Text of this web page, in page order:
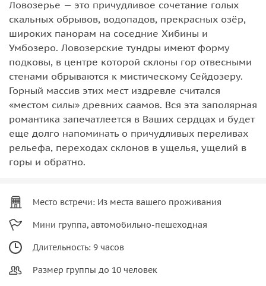
Ловозерье — это причудливое сочетание голых
скальных обрывов, водопадов, прекрасных озёр,
широких панорам на соседние Хибины и
Умбозеро. Ловозерские тундры имеют форму
подковы, в центре которой склоны гор отвесными
стенами обрываются к мистическому Сейдозеру.
Горный массив этих мест издревле считался
«местом силы» древних саамов. Вся эта заполярная
романтика запечатлеется в Ваших сердцах и будет
еще долго напоминать о причудливых переливах
рельефа, переходах склонов в ущелья, ущелий в
горы и обратно.
Место встречи: Из места вашего проживания
Мини группа, автомобильно-пешеходная
Длительность: 9 часов
Размер группы до 10 человек